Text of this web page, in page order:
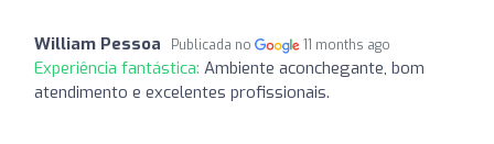
William Pessoa Publicada no 11 months ago
Experiência fantástica: Ambiente aconchegante, bom
atendimento e excelentes profissionais.